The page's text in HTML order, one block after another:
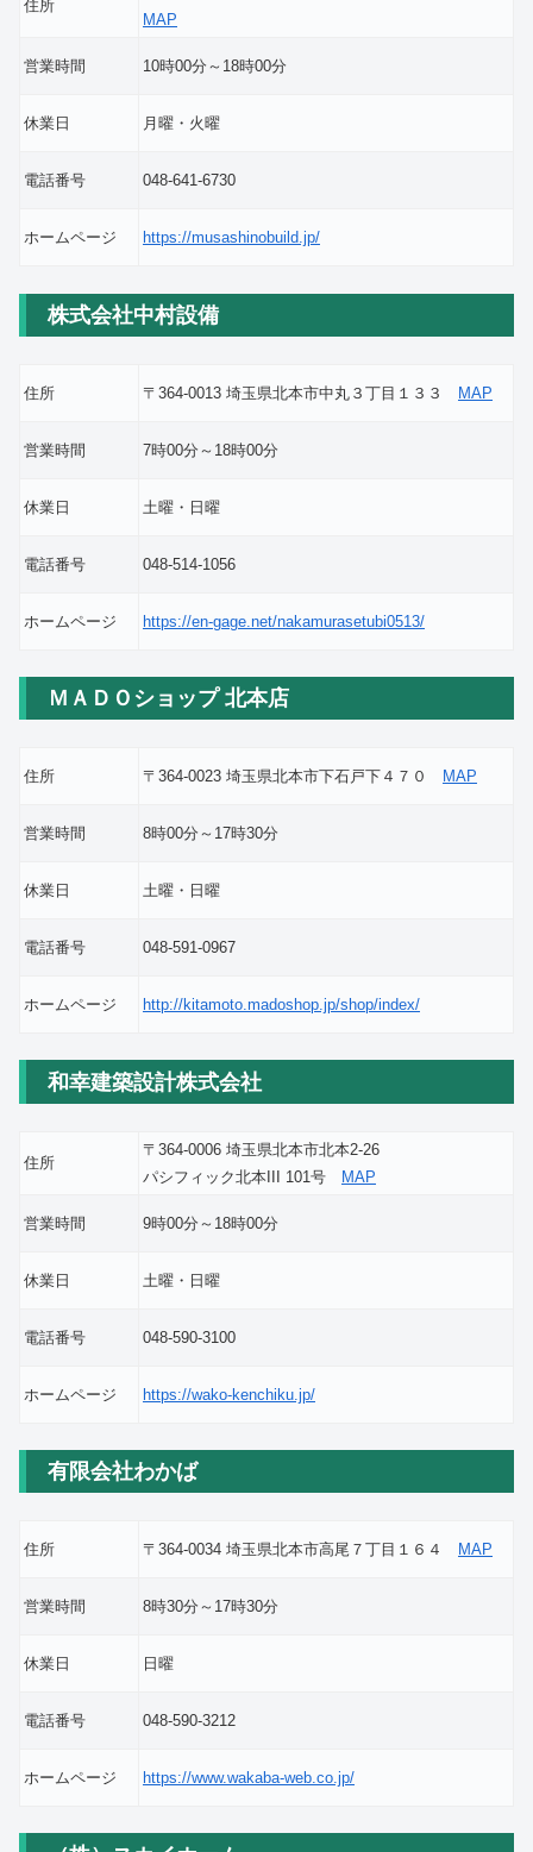
住所
MAP
営業時間 10時00分～18時00分
休業日 月曜・火曜
電話番号 048-641-6730
ホームページ https://musashinobuild.jp/
株式会社中村設備
住所 〒364-0013 埼玉県北本市中丸３丁目１３３ MAP
営業時間 7時00分～18時00分
休業日 土曜・日曜
電話番号 048-514-1056
ホームページ https://en-gage.net/nakamurasetubi0513/
ＭＡＤＯショップ 北本店
住所 〒364-0023 埼玉県北本市下石戸下４７０ MAP
営業時間 8時00分～17時30分
休業日 土曜・日曜
電話番号 048-591-0967
ホームページ http://kitamoto.madoshop.jp/shop/index/
和幸建築設計株式会社
住所
〒364-0006 埼玉県北本市北本2-26
パシフィック北本III 101号 MAP
営業時間 9時00分～18時00分
休業日 土曜・日曜
電話番号 048-590-3100
ホームページ https://wako-kenchiku.jp/
有限会社わかば
住所 〒364-0034 埼玉県北本市高尾７丁目１６４ MAP
営業時間 8時30分～17時30分
休業日 日曜
電話番号 048-590-3212
ホームページ https://www.wakaba-web.co.jp/